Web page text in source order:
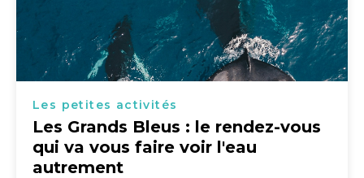
Les petites activités
Les Grands Bleus : le rendez-vous
qui va vous faire voir l'eau
autrement